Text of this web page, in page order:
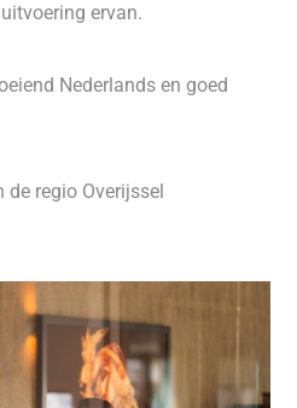
ervan.
Nederlands en goed
regio Overijssel